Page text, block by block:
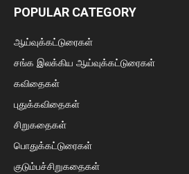
POPULAR CATEGORY
ஆய்வுக்கட்டுரைகள்
சங்க இலக்கிய ஆய்வுக்கட்டுரைகள்
கவிதைகள்
புதுக்கவிதைகள்
சிறுகதைகள்
பொதுக்கட்டுரைகள்
குடும்பச்சிறுகதைகள்